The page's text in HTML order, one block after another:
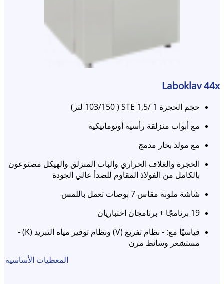
Laboklav 44x
حجم الحجرة 1 /1,5 STE ( 103/150 لتر)
مع أبواب منزلقة رأسية أوتوماتيكية
مع مولد بخار مدمج
الحجرة والغلاف الحراري والباب المنزلق والهيكل مصنوعون
بالكامل من الفولاذ المقاوم للصدأ عالي الجودة
شاشة ملونة مقاس 7 بوصات تعمل باللمس
19 برنامجًا + برنامجان اختباريان
قياسيًا مع: - نظام تفريغ (V) ونظام توفير مياه التبريد (K) -
مستشعر وسائط مرن
الجهاز الأساسي متوفر اختياريًا مع: - تبريد سريع بدون/مع
المعطيات الأساسية